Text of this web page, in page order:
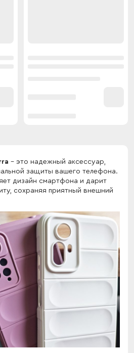
- это надежный аксессуар,
защиты вашего телефона.
дизайн смартфона и дарит
сохраняя приятный внешний